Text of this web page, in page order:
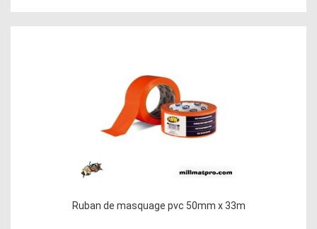
Ruban de masquage pvc 50mm x 33m